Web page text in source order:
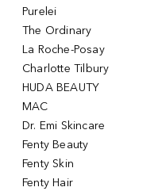
Purelei
The Ordinary
La Roche-Posay
Charlotte Tilbury
HUDA BEAUTY
MAC
Dr. Emi Skincare
Fenty Beauty
Fenty Skin
Fenty Hair